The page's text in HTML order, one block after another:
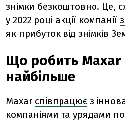
знімки безкоштовно. Це,
у 2022 році акції компанії
як прибуток від знімків
Що робить Maxar
найбільше
Maxar співпрацює з
компаніями та урядами